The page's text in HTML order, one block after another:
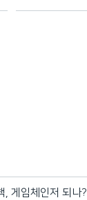
, 게임체인저 되나?